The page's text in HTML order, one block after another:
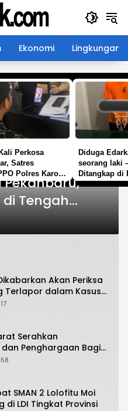
Ekonomi Lingkungan
Perkosa
Satres
Polres Karo
Pemuda
Diduga
seorang laki
Ditangkap di
Kosong,
Pekanbaru,
Tengah
Akan Periksa
Terlapor dalam Kasus
Bermodus Surat
Serahkan
Penghargaan Bagi
Pada Pembukaan TA
SMAN 2 Lolofitu Moi
di LDI Tingkat Provinsi